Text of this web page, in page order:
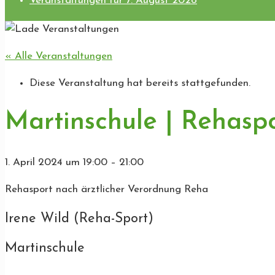
« Alle Veranstaltungen
Diese Veranstaltung hat bereits stattgefunden.
Martinschule |
1. April 2024 um 19:00 – 21:00
Rehasport nach ärztlicher Verordnung Reha
Irene Wild (Reha-Sport)
Martinschule